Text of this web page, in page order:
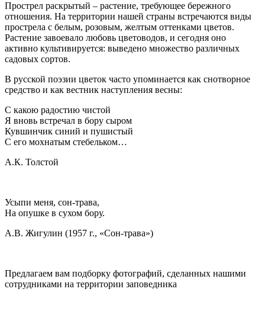
Прострел раскрытый – растение, требующее бережного
отношения. На территории нашей страны встречаются виды
прострела с белым, розовым, желтым оттенками цветов.
Растение завоевало любовь цветоводов, и сегодня оно
активно культивируется: выведено множество различных
садовых сортов.
В русской поэзии цветок часто упоминается как снотворное
средство и как вестник наступления весны:
С какою радостию чистой
Я вновь встречал в бору сыром
Кувшинчик синий и пушистый
С его мохнатым стебельком…
А.К. Толстой
Усыпи меня, сон-трава,
На опушке в сухом бору.
А.В. Жигулин (1957 г., «Сон-трава»)
Предлагаем вам подборку фотографий, сделанных нашими
сотрудниками на территории заповедника